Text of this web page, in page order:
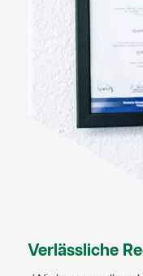
Verlässliche